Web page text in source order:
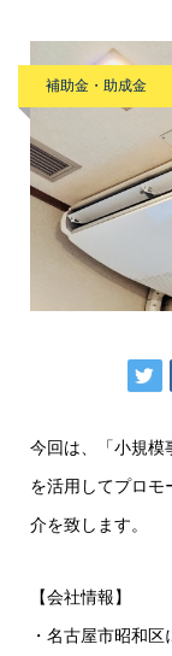
補助金・助成金
今回は、「小規模
を活用してプロモ
介を致します。
【会社情報】
・名古屋市昭和